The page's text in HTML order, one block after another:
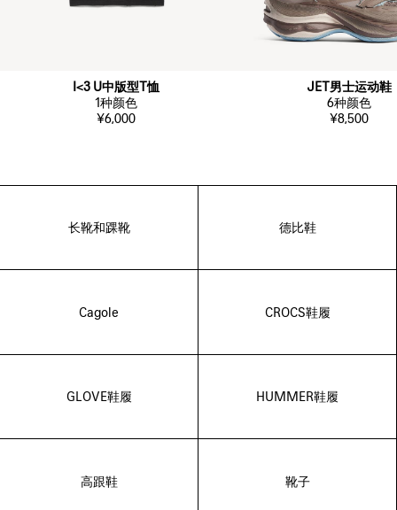
I<3 U中版型T恤
1种颜色
¥6,000
JET男士运动鞋
6种颜色
¥8,500
长靴和踝靴 德比鞋
Cagole CROCS鞋履
GLOVE鞋履 HUMMER鞋履
高跟鞋 靴子